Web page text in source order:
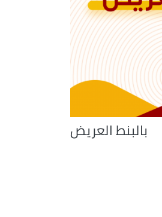
بالبنط العريض